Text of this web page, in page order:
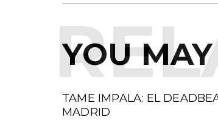
YOU
TAME IMPALA: EL
MADRID